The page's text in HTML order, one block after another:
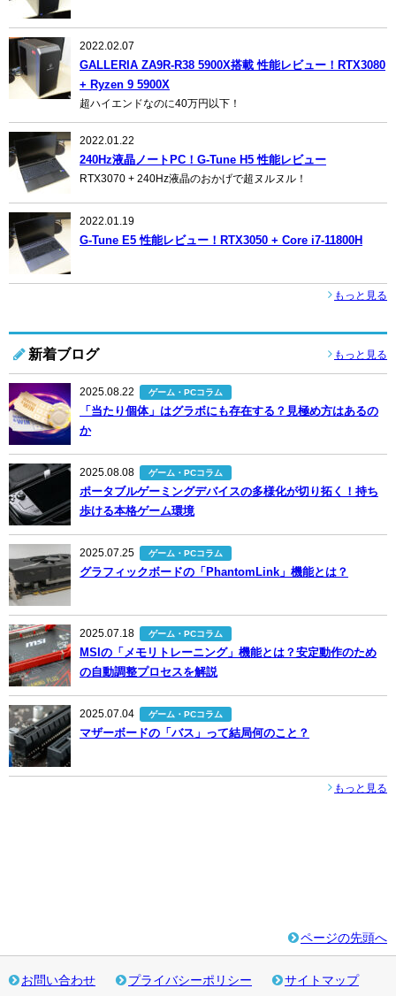
2022.02.07
GALLERIA ZA9R-R38 5900X搭載 性能レビュー！RTX3080
+ Ryzen 9 5900X
超ハイエンドなのに40万円以下！
2022.01.22
240Hz液晶ノートPC！G-Tune H5 性能レビュー
RTX3070 + 240Hz液晶のおかげで超ヌルヌル！
2022.01.19
G-Tune E5 性能レビュー！RTX3050 + Core i7-11800H
もっと見る
新着ブログ もっと見る
2025.08.22 ゲーム・PCコラム
「当たり個体」はグラボにも存在する？見極め方はあるの
か
2025.08.08 ゲーム・PCコラム
ポータブルゲーミングデバイスの多様化が切り拓く！持ち
歩ける本格ゲーム環境
2025.07.25 ゲーム・PCコラム
グラフィックボードの「PhantomLink」機能とは？
2025.07.18 ゲーム・PCコラム
MSIの「メモリトレーニング」機能とは？安定動作のため
の自動調整プロセスを解説
2025.07.04 ゲーム・PCコラム
マザーボードの「バス」って結局何のこと？
もっと見る
ページの先頭へ
お問い合わせ プライバシーポリシー サイトマップ